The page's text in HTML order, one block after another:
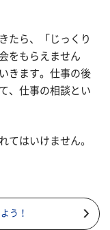
たら、「じっくり
をもらえません
きます。仕事の後
、仕事の相談とい
てはいけません。
う！